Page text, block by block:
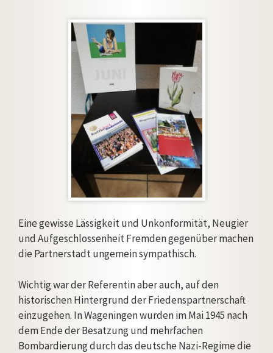
Eine gewisse Lässigkeit und Unkonformität, Neugier
und Aufgeschlossenheit Fremden gegenüber machen
die Partnerstadt ungemein sympathisch.
Wichtig war der Referentin aber auch, auf den
historischen Hintergrund der Friedenspartnerschaft
einzugehen. In Wageningen wurden im Mai 1945 nach
dem Ende der Besatzung und mehrfachen
Bombardierung durch das deutsche Nazi-Regime die